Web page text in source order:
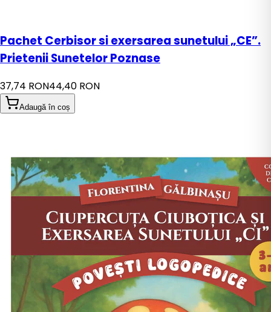
Pachet Cerbisor si exersarea sunetului „CE”.
Prietenii Sunetelor Poznase
37,74 RON44,40 RON
Adaugă în coș